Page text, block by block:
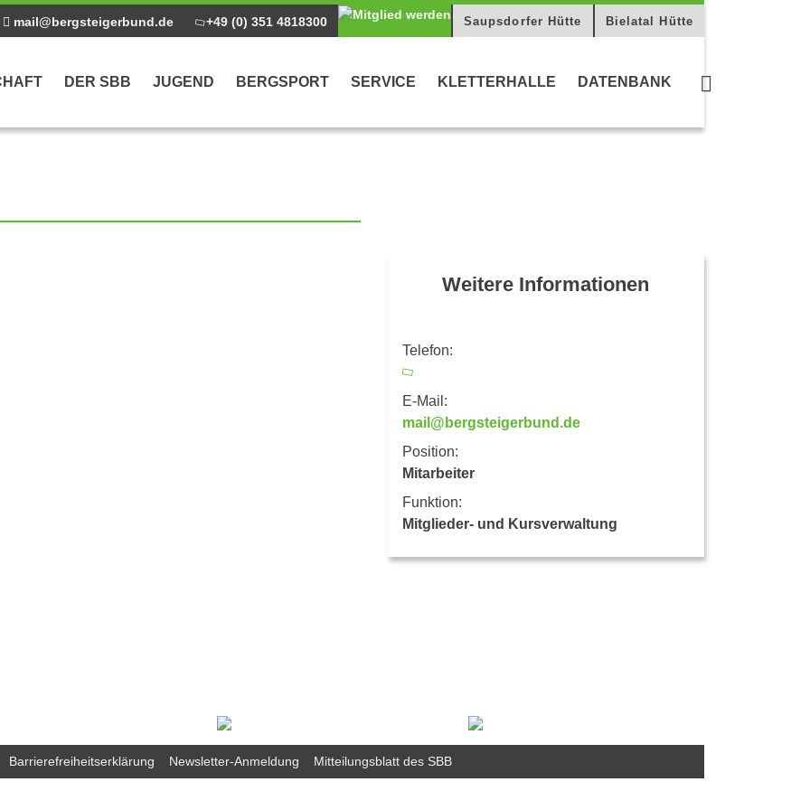
mail@bergsteigerbund.de +49 (0) 351 4818300 Saupsdorfer Hütte Bielatal Hütte
DER SBB JUGEND BERGSPORT SERVICE KLETTERHALLE DATENBANK
Weitere Informationen
Telefon:
E-Mail:
mail@bergsteigerbund.de
Position:
Mitarbeiter
Funktion:
Mitglieder- und Kursverwaltung
Barrierefreiheitserklärung Newsletter-Anmeldung Mitteilungsblatt des SBB